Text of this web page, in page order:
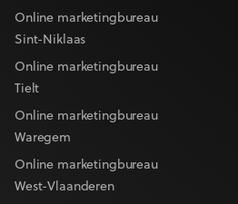
Online marketingbureau
Sint-Niklaas
Online marketingbureau
Tielt
Online marketingbureau
Waregem
Online marketingbureau
West-Vlaanderen